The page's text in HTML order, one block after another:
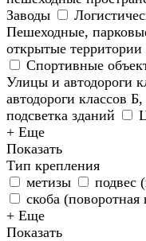
Заводы
Пешеходные,
открытые территории
Спортивные
Улицы и автодороги
автодороги классов
подсветка зданий
+ Еще
Показать
Тип крепления
метизы
подвес
скоба (поворотная
+ Еще
Показать